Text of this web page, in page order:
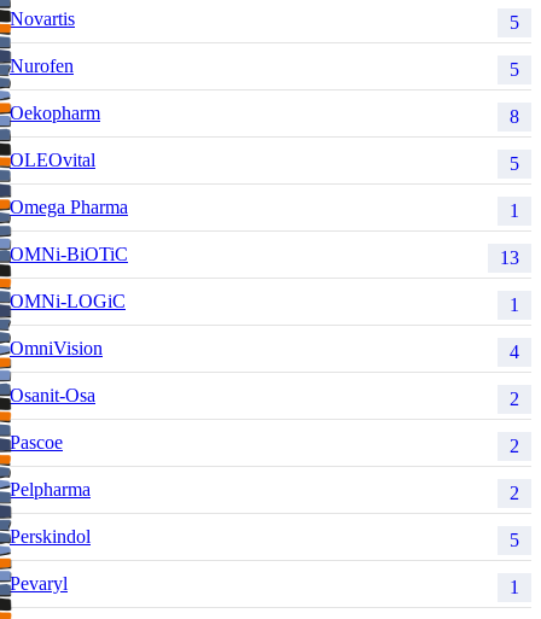
Novartis 5
Nurofen 5
Oekopharm 8
OLEOvital 5
Omega Pharma 1
OMNi-BiOTiC 13
OMNi-LOGiC 1
OmniVision 4
Osanit-Osa 2
Pascoe 2
Pelpharma 2
Perskindol 5
Pevaryl 1